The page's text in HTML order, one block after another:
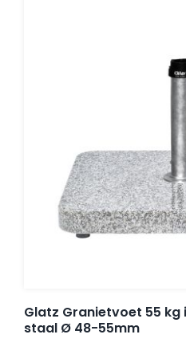
Glatz Granietvoet 55
staal Ø 48-55mm